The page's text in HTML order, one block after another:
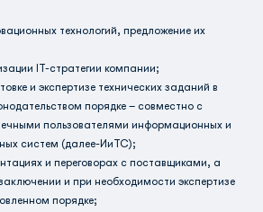
технологий, предложение их
IT-стратегии компании;
и экспертизе технических заданий в
порядке – совместно с
пользователями информационных и
систем (далее-ИиТС);
и переговорах с поставщиками, а
и при необходимости экспертизе
порядке;